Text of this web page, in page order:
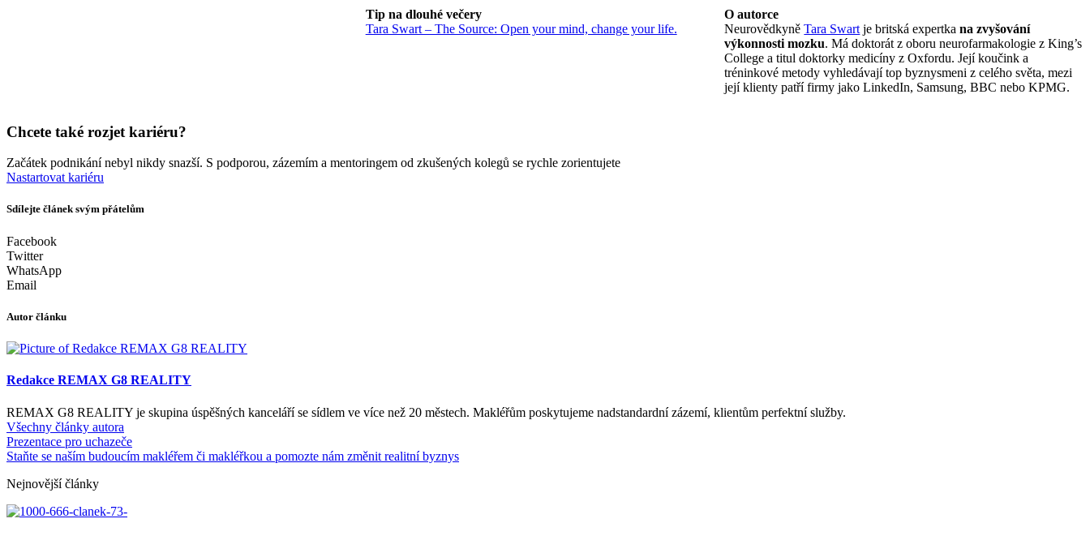
Tip na dlouhé večery
Tara Swart – The Source: Open your mind, change your life.
O autorce
NeurovědkyněTara Swart je britská expertkana zvyšování
výkonnosti mozku. Má doktorát z oboru neurofarmakologie z King’s
College a titul doktorky medicíny z Oxfordu. Její koučink a
tréninkové metody vyhledávají top byznysmeni z celého světa, mezi
její klienty patří firmy jako LinkedIn, Samsung, BBC nebo KPMG.
Chcete také rozjet kariéru?
Začátek podnikání nebyl nikdy snazší. S podporou, zázemím a mentoringem od zkušených kolegů se rychle zorientujete
Nastartovat kariéru
Sdílejte článek svým přátelům
Facebook
Twitter
WhatsApp
Email
Autor článku
Redakce REMAX G8 REALITY
REMAX G8 REALITY je skupina úspěšných kanceláří se sídlem ve více než 20 městech. Makléřům poskytujeme nadstandardní zázemí, klientům perfektní služby.
Všechny články autora
Prezentace pro uchazeče
Staňte se naším budoucím makléřem či makléřkou a pomozte nám změnit realitní byznys
Nejnovější články